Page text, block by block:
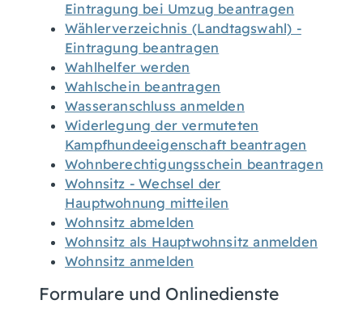
Eintragung bei Umzug beantragen
Wählerverzeichnis (Landtagswahl) -
Eintragung beantragen
Wahlhelfer werden
Wahlschein beantragen
Wasseranschluss anmelden
Widerlegung der vermuteten
Kampfhundeeigenschaft beantragen
Wohnberechtigungsschein beantragen
Wohnsitz - Wechsel der
Hauptwohnung mitteilen
Wohnsitz abmelden
Wohnsitz als Hauptwohnsitz anmelden
Wohnsitz anmelden
Formulare und Onlinedienste